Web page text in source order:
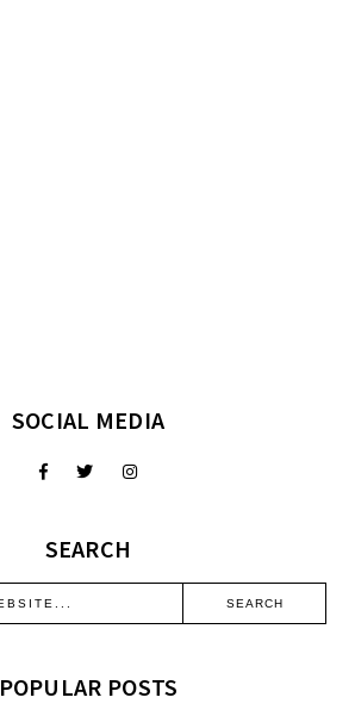
SOCIAL MEDIA
SEARCH
POPULAR POSTS